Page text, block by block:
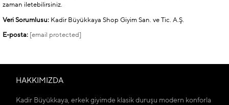
zaman iletebilirsiniz.
Veri Sorumlusu: Kadir Büyükkaya Shop Giyim San. ve Tic. A.Ş.
E-posta: [email protected]
HAKKIMIZDA
Kadir Büyükkaya, erkek giyimde klasik duruşu modern konforla